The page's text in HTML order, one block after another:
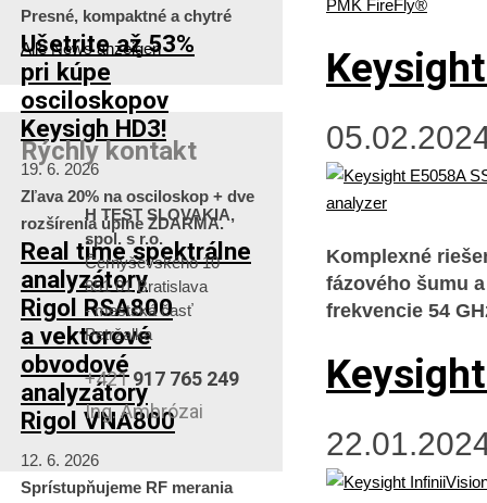
Komplexné
fázového šumu
frekvencie 54
Presné, kompaktné a chytré
Ušetrite až 53%
pri kúpe
osciloskopov
Keysigh HD3!
19. 6. 2026
Zľava 20% na osciloskop + dve
rozšírenia úplne ZDARMA.
Real time spektrálne
analyzátory
Rigol RSA800
a vektorové
obvodové
analyzátory
Rigol VNA800
12. 6. 2026
Sprístupňujeme RF merania
Alle News anzeigen
Rýchly kontakt
H TEST SLOVAKIA,
spol. s r.o.
Černyševského 10
851 01 Bratislava
- mestská časť
Petržalka
+421917 765 249
Ing. Ambrózai